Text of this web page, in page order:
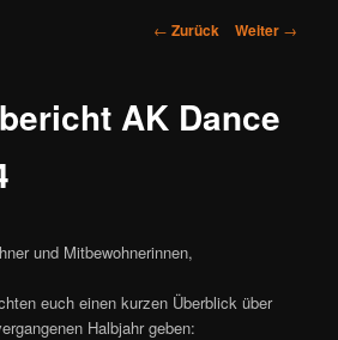
Beitrags-
← Zurück Weiter →
AK Dance
und Mitbewohnerinnen,
euch einen kurzen Überblick über
Halbjahr geben: